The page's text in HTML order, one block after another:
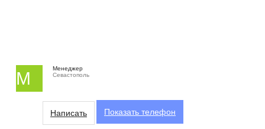
М
Менеджер
Севастополь
Написать Показать телефон